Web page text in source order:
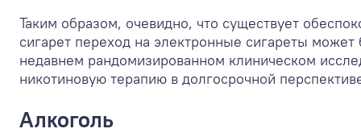
Таким образом, очевидно, что существует
сигарет переход на электронные сигареты
недавнем рандомизированном клиническом
никотиновую терапию в долгосрочной
Алкоголь